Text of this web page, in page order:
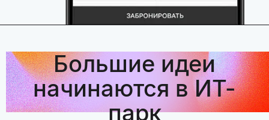
Большие идеи
начинаются в ИТ-
парк